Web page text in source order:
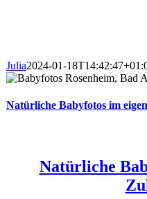
Julia2024-01-
Natürliche Babyfotos im
Natürliche